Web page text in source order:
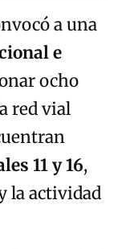
a una
e
ocho
red vial
11 y 16,
la actividad